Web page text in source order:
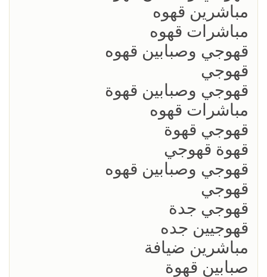
مباشرين قهوه
مباشرات قهوه
قهوجي وصبابين قهوه
قهوجي
قهوجي وصبابين قهوة
مباشرات قهوه
قهوجي قهوة
قهوة قهوجي
قهوجي وصبابين قهوه
قهوجي
قهوجي جدة
قهوجيين جده
مباشرين ضيافة
صبابين قهوة